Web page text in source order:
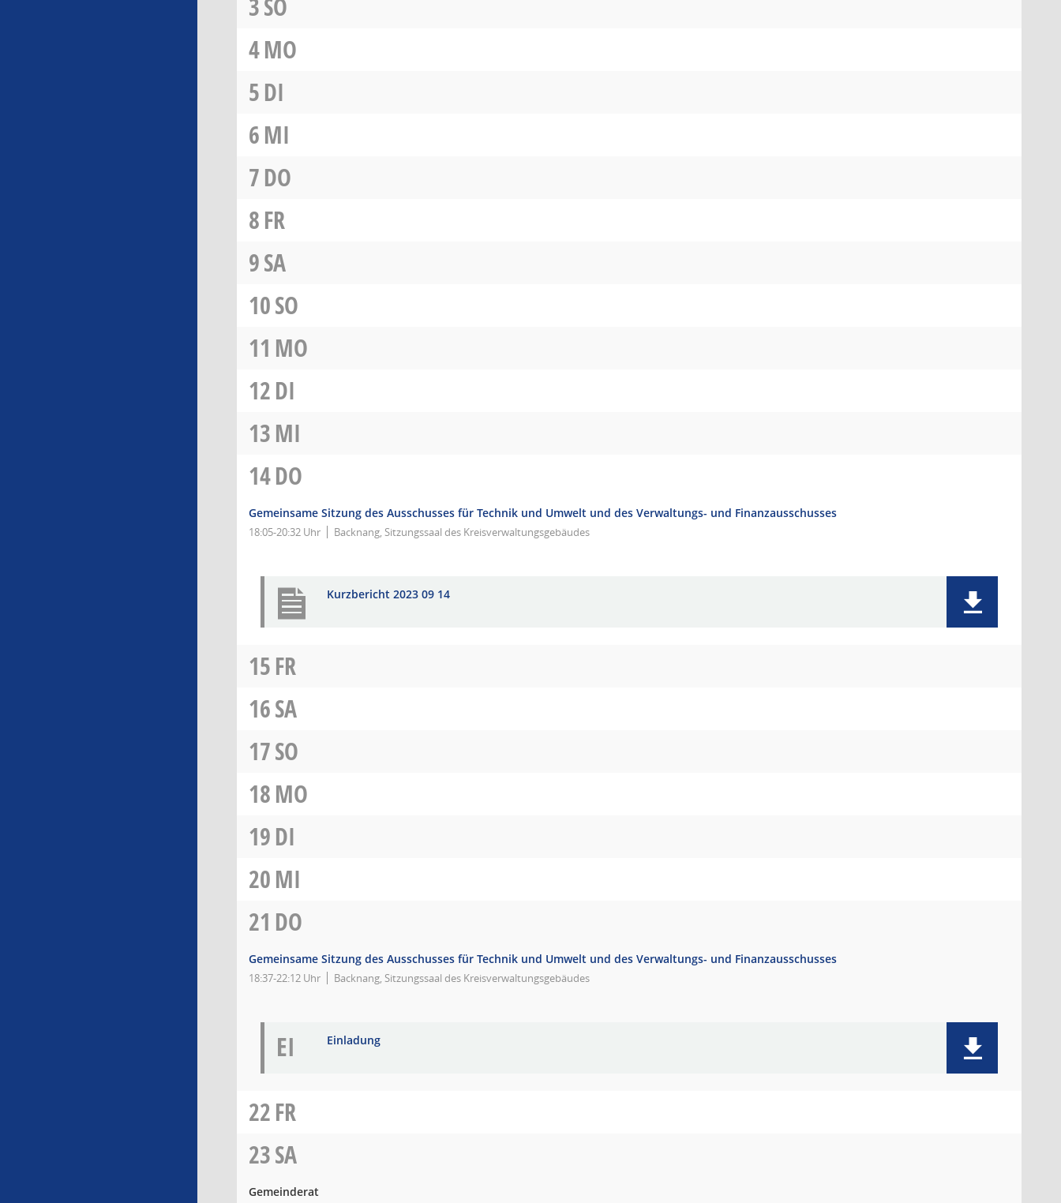
3SO
4MO
5DI
6MI
7DO
8FR
9SA
10SO
11 MO
12DI
13MI
14DO
Gemeinsame Sitzung des Ausschusses für Technik und Umwelt und des Verwaltungs- und Finanzausschusses
18:05-20:32 Uhr Backnang, Sitzungssaal des Kreisverwaltungsgebäudes
Kurzbericht 2023 09 14
15FR
16SA
17SO
18MO
19DI
20MI
21 DO
Gemeinsame Sitzung des Ausschusses für Technik und Umwelt und des Verwaltungs- und Finanzausschusses
18:37-22:12 Uhr Backnang, Sitzungssaal des Kreisverwaltungsgebäudes
EI Einladung
22FR
23SA
Gemeinderat